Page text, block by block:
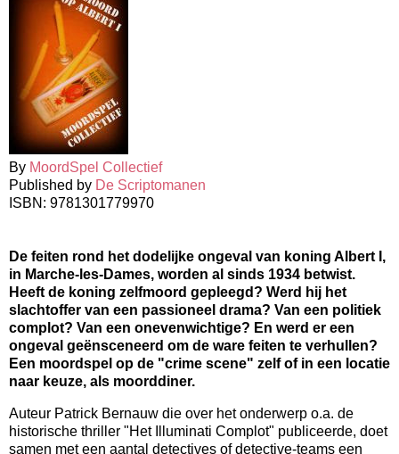
By MoordSpel Collectief
Published by De Scriptomanen
ISBN: 9781301779970
De feiten rond het dodelijke ongeval van koning Albert I,
in Marche-les-Dames, worden al sinds 1934 betwist.
Heeft de koning zelfmoord gepleegd? Werd hij het
slachtoffer van een passioneel drama? Van een politiek
complot? Van een onevenwichtige? En werd er een
ongeval geënsceneerd om de ware feiten te verhullen?
Een moordspel op de "crime scene" zelf of in een locatie
naar keuze, als moorddiner.
Auteur Patrick Bernauw die over het onderwerp o.a. de
historische thriller "Het Illuminati Complot" publiceerde, doet
samen met een aantal detectives of detective-teams een